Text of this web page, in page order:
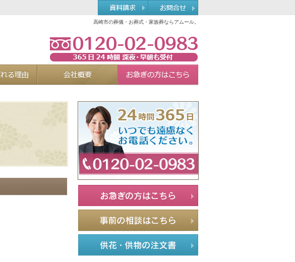
高崎市の葬儀・お葬式・家族葬ならアムール。